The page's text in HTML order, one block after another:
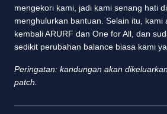
mengekori kami, jadi kami senang hati
menghulurkan bantuan. Selain itu, kami
kembali ARURF dan One for All, dan
sedikit perubahan balance biasa kami
Peringatan: kandungan akan
patch.